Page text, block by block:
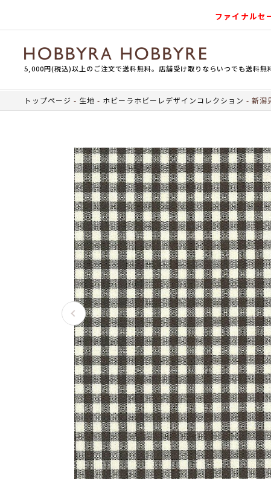
ファイナル
5,000円(税込)以上のご注文で送料無料。店舗受け取りならいつでも送料無
トップページ 生地 ホビーラホビーレデザインコレクション 新潟